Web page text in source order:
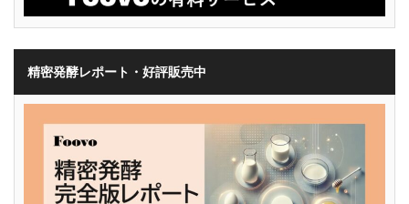
精密発酵レポート・好評販売中